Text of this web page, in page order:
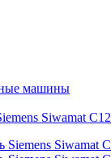
машины
Siwamat C12